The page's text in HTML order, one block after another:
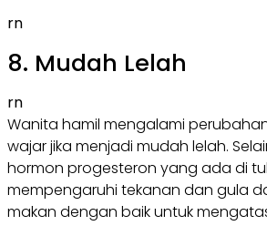
rn
8. Mudah Lelah
rn
Wanita hamil mengalami
wajar jika menjadi mudah lelah.
hormon progesteron yang ada di
mempengaruhi tekanan dan gula
makan dengan baik untuk